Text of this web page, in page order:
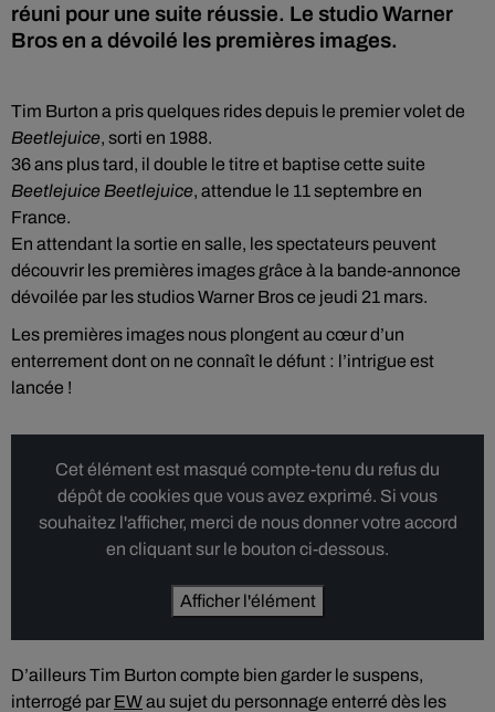
réuni pour une suite réussie. Le studio Warner
Tim Burton a pris quelques rides depuis le premier volet de
Beetlejuice, sorti en 1988.
36 ans plus tard, il double le titre et baptise cette suite
Beetlejuice Beetlejuice, attendue le 11 septembre en
France.
En attendant la sortie en salle, les spectateurs peuvent
découvrir les premières images grâce à la bande-annonce
dévoilée par les studios Warner Bros ce jeudi 21 mars.
Les premières images nous plongent au cœur d’un
enterrement dont on ne connaît le défunt : l’intrigue est
lancée !
Cet élément est masqué compte-tenu du refus du
dépôt de cookies que vous avez exprimé. Si vous
souhaitez l'afficher, merci de nous donner votre accord
en cliquant sur le bouton ci-dessous.
Afficher l'élément
D’ailleurs Tim Burton compte bien garder le suspens,
interrogé par EWau sujet du personnage enterré dès les